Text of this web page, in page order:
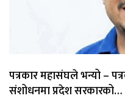
पत्रकार महासंघले भन्यो –
संशोधनमा प्रदेश सरकारको…